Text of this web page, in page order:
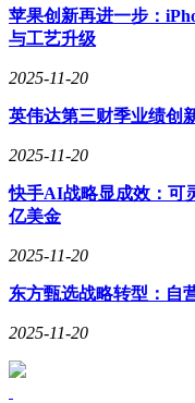
关键。
苹果创新再进一步：
与工艺升级
2025-11-20
英伟达第三财季业绩创
2025-11-20
快手AI战略显成效：可
亿美金
2025-11-20
东方甄选战略转型：自
2025-11-20